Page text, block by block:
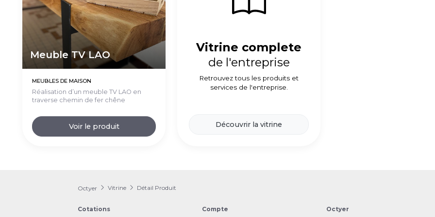
Meuble TV LAO
MEUBLES DE MAISON
Réalisation d’un meuble TV LAO en
traverse chemin de fer chêne
Voir le produit
Vitrine complete
de l'entreprise
Retrouvez tous les produits et
services de l'entreprise.
Découvrir la vitrine
Octyer Vitrine Détail Produit
Cotations
Compte
Octyer